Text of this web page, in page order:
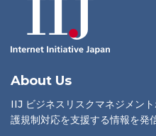
About Us
IIJ ビジネスリスクマネジメン
護規制対応を支援する情報を発